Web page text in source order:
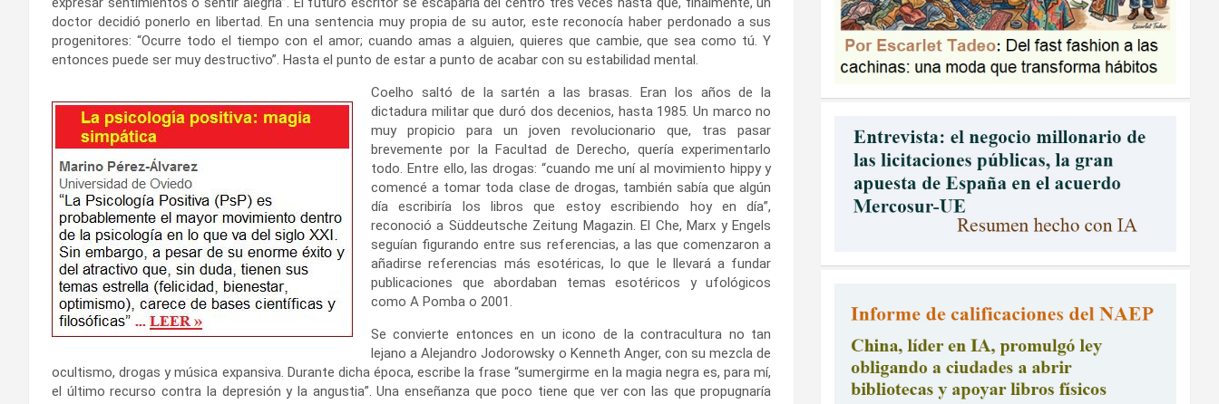
doctor decidió ponerlo en libertad. En una sentencia muy propia de su autor, este reconocía haber perdonado a sus
progenitores: “Ocurre todo el tiempo con el amor; cuando amas a alguien, quieres que cambie, que sea como tú. Y
entonces puede ser muy destructivo”. Hasta el punto de estar a punto de acabar con su estabilidad mental.
Coelho saltó de la sartén a las brasas. Eran los años de la
dictadura militar que duró dos decenios, hasta 1985. Un marco no
muy propicio para un joven revolucionario que, tras pasar
brevemente por la Facultad de Derecho, quería experimentarlo
todo. Entre ello, las drogas: “cuando me uní al movimiento hippy y
comencé a tomar toda clase de drogas, también sabía que algún
día escribiría los libros que estoy escribiendo hoy en día”,
reconoció a Süddeutsche Zeitung Magazin. El Che, Marx y Engels
seguían figurando entre sus referencias, a las que comenzaron a
añadirse referencias más esotéricas, lo que le llevará a fundar
publicaciones que abordaban temas esotéricos y ufológicos
como A Pomba o 2001.
Se convierte entonces en un icono de la contracultura no tan
lejano a Alejandro Jodorowsky o Kenneth Anger, con su mezcla de
ocultismo, drogas y música expansiva. Durante dicha época, escribe la frase “sumergirme en la magia negra es, para mí,
el último recurso contra la depresión y la angustia”. Una enseñanza que poco tiene que ver con las que propugnaría